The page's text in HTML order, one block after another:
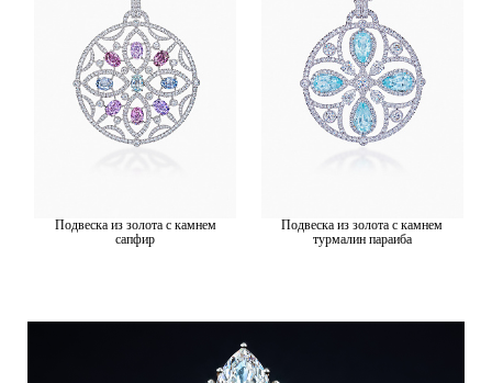
Подвеска из золота с камнем
сапфир
Подвеска из золота с камнем
турмалин параиба